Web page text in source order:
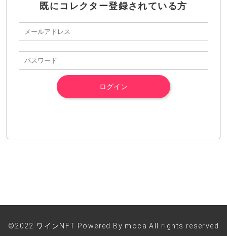
既にコレクター登録されている方
©2022 ワインNFT Powered By moca All rights reserved